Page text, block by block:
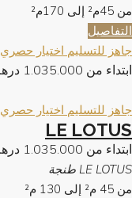
من 45م² إلى 170م²
التفاصيل
جاهز للتسليم اختيار حصري
ابتداء من 1.035.000 درهم
جاهز للتسليم اختيار حصري
LE LOTUS
ابتداء من 1.035.000 درهم
LE LOTUS طنجة
من 45 م² إلى 130
م²